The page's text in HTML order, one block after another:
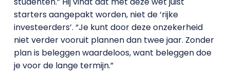
starters aangepakt worden, niet de ‘rijke
investeerders’. “Je kunt door deze onzekerheid
niet verder vooruit plannen dan twee jaar. Zonder
plan is beleggen waardeloos, want beleggen doe
je voor de lange termijn.”